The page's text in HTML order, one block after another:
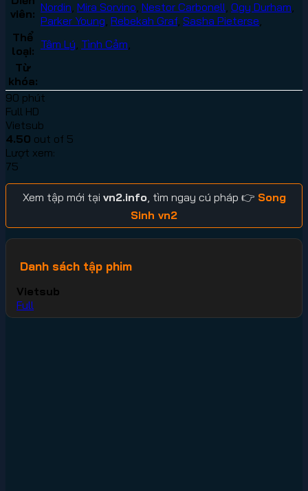
viên: Nordin Mira Sorvino Nestor Carbonell Ogy Durham
Parker Young Rebekah Graf, Sasha Pieterse
Thể
loại: Tâm Lý Tình Cảm
Từ
khóa:
90 phút
Full HD
Vietsub
4.50 out of 5
Lượt xem:
75
Xem tập mới tại vn2.info, tìm ngay cú pháp 👉 Song
Sinh vn2
Danh sách tập phim
Vietsub
Full